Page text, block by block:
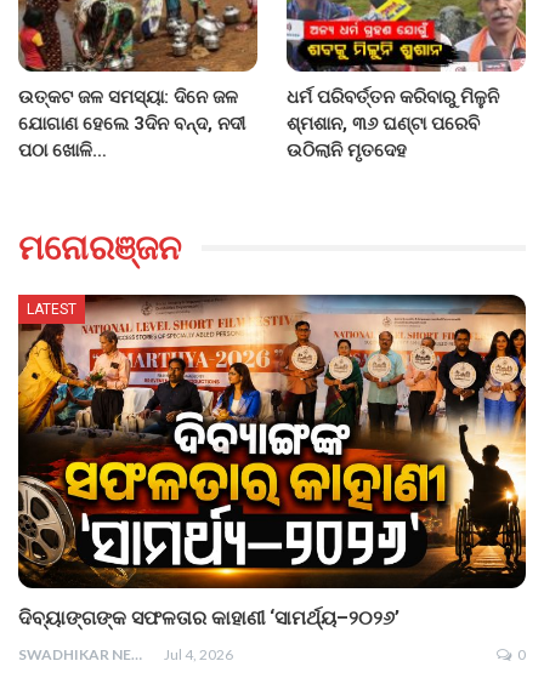
ଉତ୍କଟ ଜଳ ସମସ୍ୟା: ଦିନେ ଜଳ
ଯୋଗାଣ ହେଲେ 3ଦିନ ବନ୍ଦ, ନଦୀ
ପଠା ଖୋଳି…
ଧର୍ମ ପରିବର୍ତ୍ତନ କରିବାରୁ ମିଳୁନି
ଶ୍ମଶାନ, ୩୬ ଘଣ୍ଟା ପରେବି
ଉଠିଲାନି ମୃତଦେହ
ମନୋରଞ୍ଜନ
LATEST
ଦିବ୍ୟାଙ୍ଗଙ୍କ ସଫଳତାର କାହାଣୀ ‘ସାମର୍ଥ୍ୟ–୨୦୨୬’
SWADHIKAR NEWS Jul 4, 2026 0